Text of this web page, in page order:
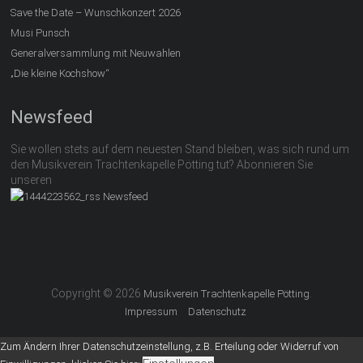
Save the Date – Wunschkonzert 2026
Musi Punsch
Generalversammlung mit Neuwahlen
„Die kleine Kochshow“
Newsfeed
Sie wollen stets auf dem neuesten Stand bleiben, was sich rund um
den Musikverein Trachtenkapelle Pötting tut? Abonnieren Sie
unseren
Newsfeed
Copyright © 2026 Musikverein Trachtenkapelle Pötting
Impressum Datenschutz
Zum Ändern Ihrer Datenschutzeinstellung, z.B. Erteilung oder Widerruf von